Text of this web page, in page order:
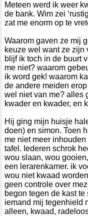
Meteen werd ik weer
de bank. Wim zei
zat me enorm op te
Waarom gaven ze mij
keuze wel want ze zijn
blijf ik toch in de buurt
me niet? waarom
ik word gek! waarom
de andere meiden
wel niet van me? alles
kwader en kwader, en
Hij ging mijn huisje
doen) en simon. Toen
me niet meer
tafel. Iederen schrok
wou slaan, wou
een lerarenkamer. ik
wou niet kwaad
geen controle over
begon tegen de kast
iemand mij tegenhield
alleen, kwaad,